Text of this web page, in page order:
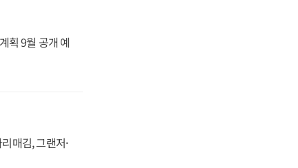
획 9월 공개 예
매김, 그랜저·